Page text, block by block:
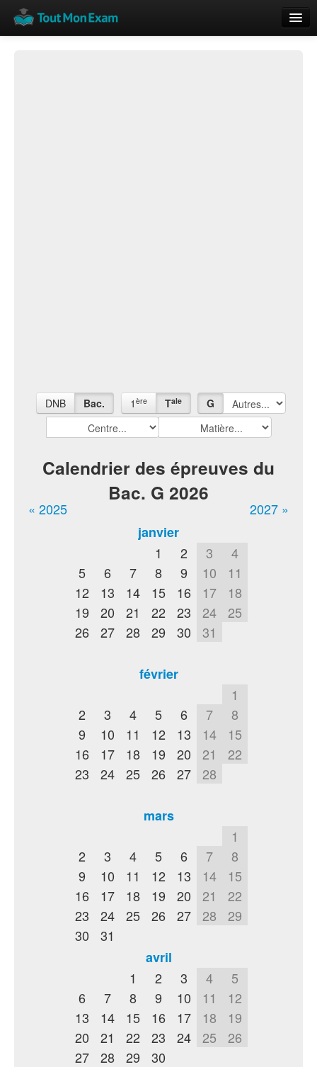
DNB Bac. 1 ère Tale G
Calendrier des épreuves du
Bac. G 2026
« 2025
2027 »
janvier
1
2 3
4
5
6 7 8 9 10
11
12
13 14 15 16 17
18
19
20 21 22 23 24
25
26
27 28 29 30 31
février
1
2
3 4 5 6 7
8
9
10 11 12 13 14
15
16
17 18 19 20 21
22
23
24 25 26 27 28
mars
1
2
3 4 5 6 7
8
9
10 11 12 13 14
15
16
17 18 19 20 21
22
23
24 25 26 27 28
29
30
31
avril
1
2 3 4
5
6
7 8 9 10 11
12
13
14 15 16 17 18
19
20
21 22 23 24 25
26
27
28 29 30